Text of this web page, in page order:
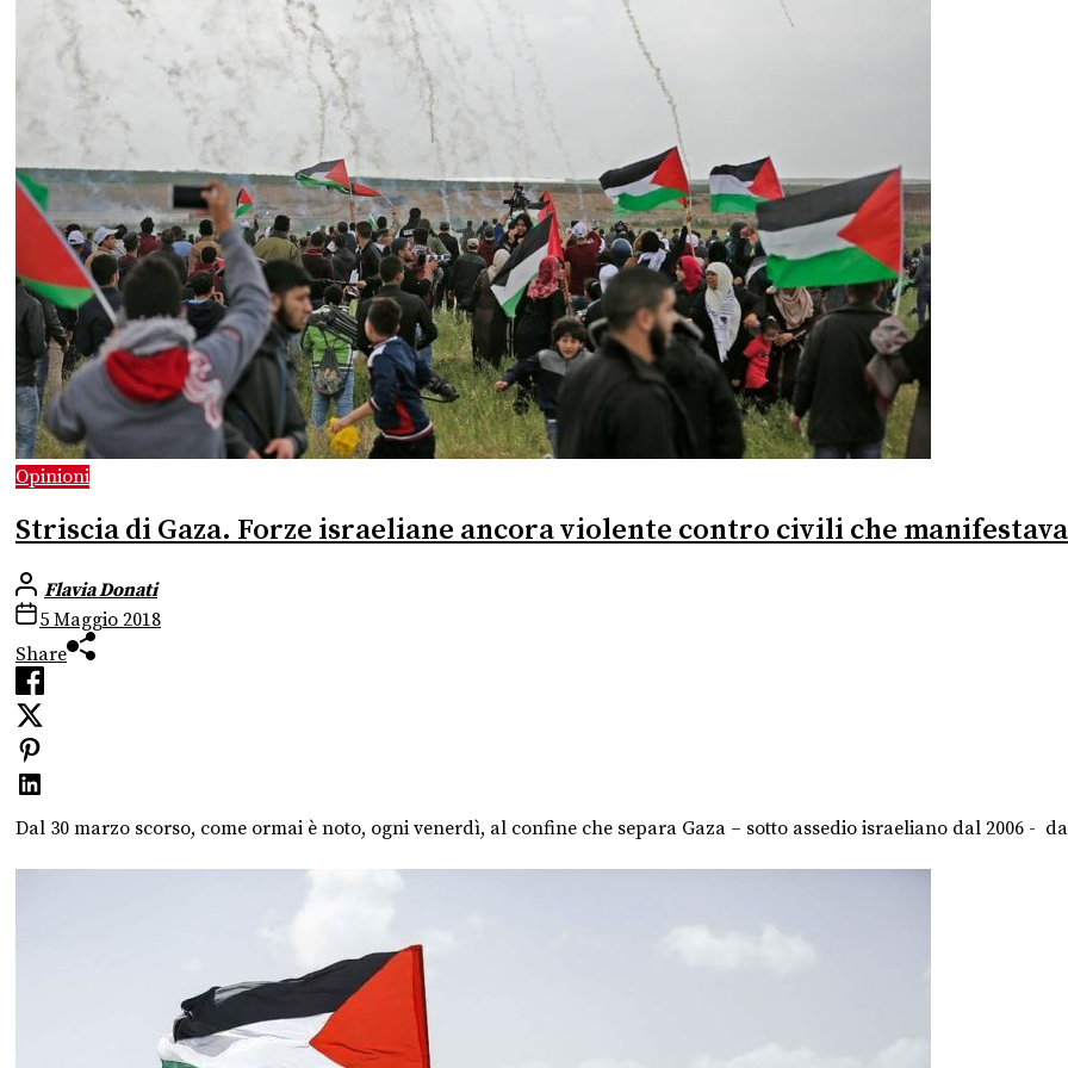
Opinioni
Striscia di Gaza. Forze israeliane ancora violente contro civili che
Flavia Donati
5 Maggio 2018
Share
Dal 30 marzo scorso, come ormai è noto, ogni venerdì, al confine che separa Gaza – sotto assedio israeliano dal 2006 -